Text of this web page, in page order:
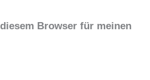
Browser für meinen